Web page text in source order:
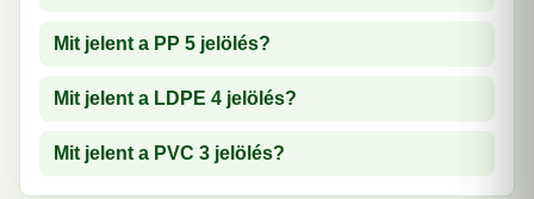
Mit jelent a PP 5 jelölés?
Mit jelent a LDPE 4 jelölés?
Mit jelent a PVC 3 jelölés?